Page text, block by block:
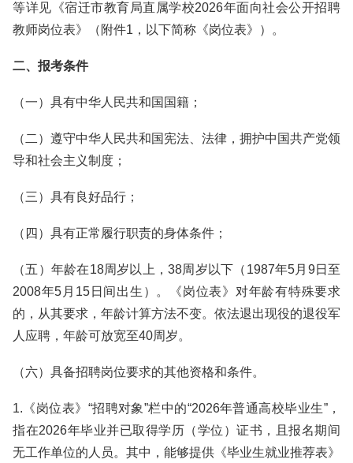
等详见《宿迁市教育局直属学校2026年面向社会公开招聘
教师岗位表》（附件1，以下简称《岗位表》）。
二、报考条件
（一）具有中华人民共和国国籍；
（二）遵守中华人民共和国宪法、法律，拥护中国共产党领
导和社会主义制度；
（三）具有良好品行；
（四）具有正常履行职责的身体条件；
（五）年龄在18周岁以上，38周岁以下（1987年5月9日至
2008年5月15日间出生）。《岗位表》对年龄有特殊要求
的，从其要求，年龄计算方法不变。依法退出现役的退役军
人应聘，年龄可放宽至40周岁。
（六）具备招聘岗位要求的其他资格和条件。
1.《岗位表》“招聘对象”栏中的“2026年普通高校毕业生”，
指在2026年毕业并已取得学历（学位）证书，且报名期间
无工作单位的人员。其中，能够提供《毕业生就业推荐表》